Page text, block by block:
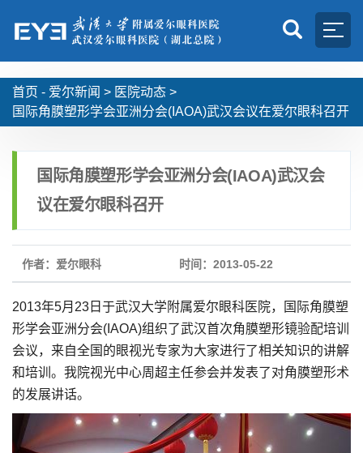
首页 - 爱尔新闻 > 医院动态 >
国际角膜塑形学会亚洲分会(IAOA)武汉会议在爱尔眼科召开
国际角膜塑形学会亚洲分会(IAOA)武汉会
议在爱尔眼科召开
作者：爱尔眼科 时间：2013-05-22
2013年5月23日于武汉大学附属爱尔眼科医院，国际角膜塑
形学会亚洲分会(IAOA)组织了武汉首次角膜塑形镜验配培训
会议，来自全国的眼视光专家为大家进行了相关知识的讲解
和培训。我院视光中心周超主任参会并发表了对角膜塑形术
的发展讲话。